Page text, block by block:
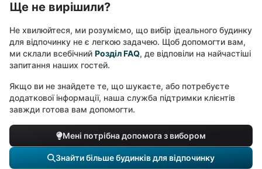
Ще не вирішили?
Не хвилюйтеся, ми розуміємо, що вибір ідеального будинку
для відпочинку не є легкою задачею. Щоб допомогти вам,
ми склали всебічний Розділ FAQ, де відповіли на найчастіші
запитання наших гостей.
Якщо ви не знайдете те, що шукаєте, або потребуєте
додаткової інформації, наша служба підтримки клієнтів
завжди готова вам допомогти.
Мені потрібна допомога з вибором
Знайти більше будинків для відпочинку